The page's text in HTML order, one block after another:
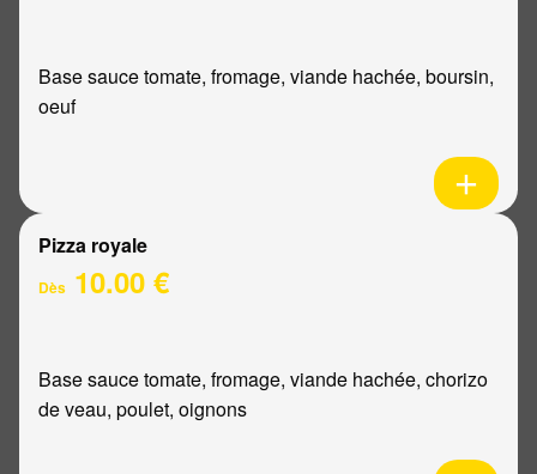
Base sauce tomate, fromage, viande hachée, boursin,
oeuf
Pizza royale
Dès 10.00 €
Base sauce tomate, fromage, viande hachée, chorizo
de veau, poulet, oignons